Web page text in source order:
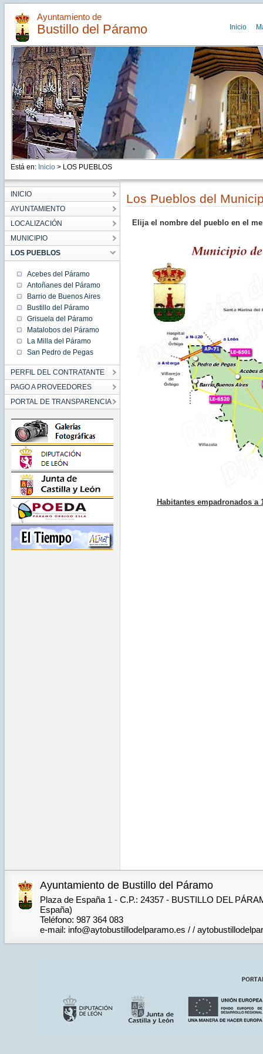
Ayuntamiento de
Bustillo del Páramo Inicio
Está en: Inicio > LOS PUEBLOS
INICIO
AYUNTAMIENTO
LOCALIZACIÓN
MUNICIPIO
LOS PUEBLOS
Acebes del Páramo
Antoñanes del Páramo
Barrio de Buenos Aires
Bustillo del Páramo
Grisuela del Páramo
Matalobos del Páramo
La Milla del Páramo
San Pedro de Pegas
PERFIL DEL CONTRATANTE
PAGO A PROVEEDORES
PORTAL DE TRANSPARENCIA
Los Pueblos del
Elija el nombre del pueblo en el
Habitantes empadronados a
Ayuntamiento de Bustillo del Páramo
Plaza de España 1 - C.P.: 24357 - BUSTILLO DEL
España)
Teléfono: 987 364 083
e-mail: info@aytobustillodelparamo.es / /